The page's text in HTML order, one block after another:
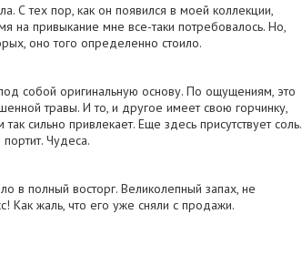
С тех пор, как он появился в моей коллекции,
на привыкание мне все-таки потребовалось. Но,
оно того определенно стоило.
собой оригинальную основу. По ощущениям, это
травы. И то, и другое имеет свою горчинку,
сильно привлекает. Еще здесь присутствует соль.
Чудеса.
в полный восторг. Великолепный запах, не
Как жаль, что его уже сняли с продажи.